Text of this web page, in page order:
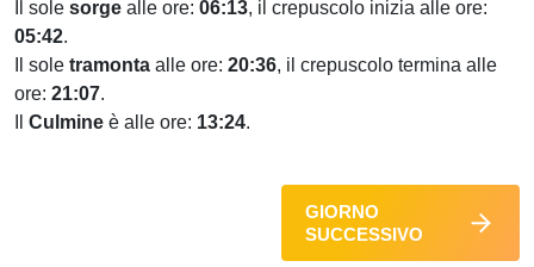
Il sole sorge alle ore: 06:13, il crepuscolo inizia alle ore:
05:42.
Il sole tramonta alle ore: 20:36, il crepuscolo termina alle
ore: 21:07.
Culmine è alle ore: 13:24.
GIORNO
SUCCESSIVO